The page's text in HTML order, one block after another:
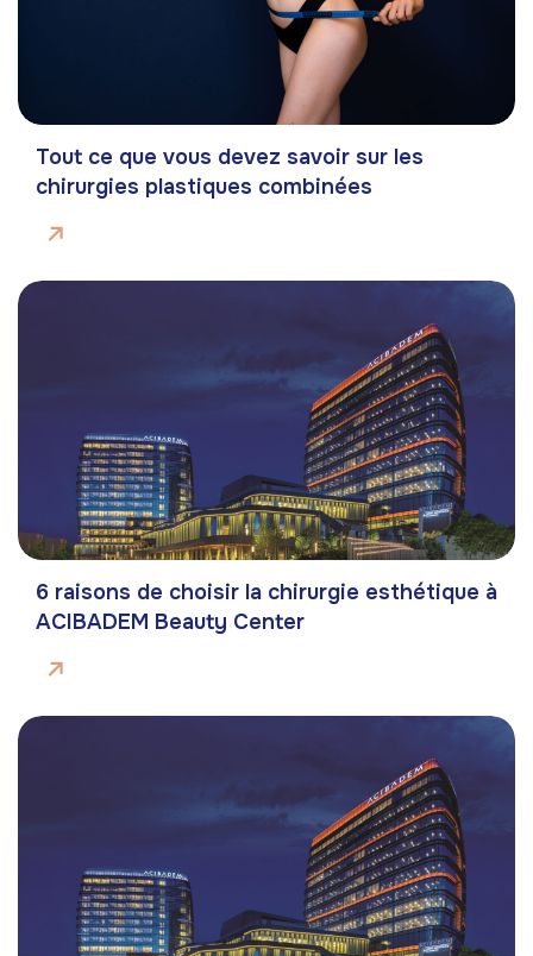
Tout ce que vous devez savoir sur les
chirurgies plastiques combinées
6 raisons de choisir la chirurgie esthétique à
ACIBADEM Beauty Center